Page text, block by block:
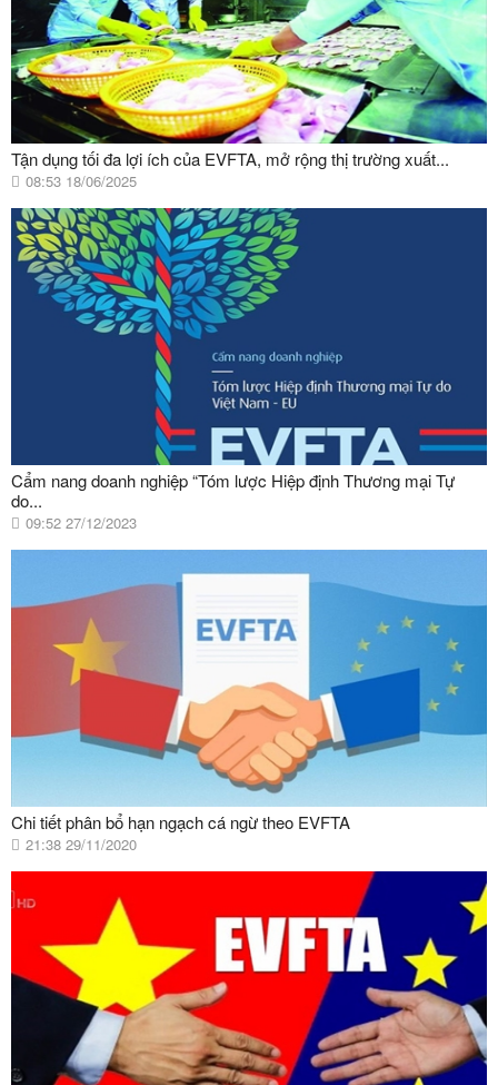
Tận dụng tối đa lợi ích của EVFTA, mở rộng thị trường xuất...
08:53 18/06/2025
Cẩm nang doanh nghiệp “Tóm lược Hiệp định Thương mại Tự
do...
09:52 27/12/2023
Chi tiết phân bổ hạn ngạch cá ngừ theo EVFTA
21:38 29/11/2020